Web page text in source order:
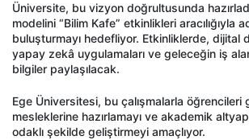
Üniversite, bu vizyon doğrultusunda
modelini “Bilim Kafe” etkinlikleri aracılığıyla
buluşturmayı hedefliyor. Etkinliklerde, dijital
yapay zekâ uygulamaları ve geleceğin iş
bilgiler paylaşılacak.
Ege Üniversitesi, bu çalışmalarla öğrencileri
mesleklerine hazırlamayı ve akademik
odaklı şekilde geliştirmeyi amaçlıyor.